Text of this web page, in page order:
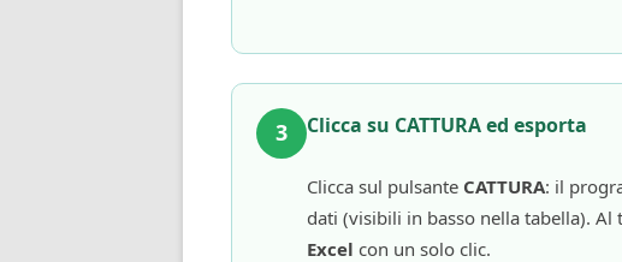
3 Clicca su CATTURA ed esporta
Clicca sul pulsante CATTURA: il
dati (visibili in basso nella tabella).
Excel con un solo clic.